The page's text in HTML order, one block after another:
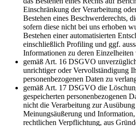
Einschränkung der Verarbeitung
Bestehen eines Beschwerderechts,
sofern diese nicht bei uns erhoben
Bestehen einer automatisierten
einschließlich Profiling und ggf.
Informationen zu deren Einzelheiten
gemäß Art. 16 DSGVO
unrichtiger oder Vervollständigung
personenbezogenen Daten zu
gemäß Art. 17 DSGVO die
gespeicherten personenbezogenen
nicht die Verarbeitung zur
Meinungsäußerung und
rechtlichen Verpflichtung, aus